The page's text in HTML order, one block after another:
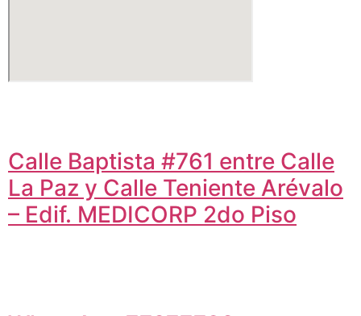
Calle Baptista #761 entre Calle
La Paz y Calle Teniente Arévalo
– Edif. MEDICORP 2do Piso